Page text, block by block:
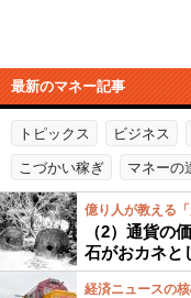
最新のマネー記事
トピックス ビジネス
こづかい稼ぎ マネーの
億り人が教える
（2）通貨の
石がおカネと
経済ニュースの